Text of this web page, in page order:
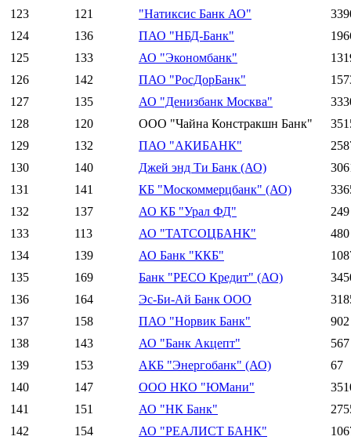
123
121 "Натиксис Банк АО"
124
136 ПАО "НБД-Банк"
125
133 АО "Экономбанк"
126
142 ПАО "РосДорБанк"
127
135 АО "Денизбанк Москва"
128
120 ООО "Чайна Констракшн Банк"
129
132 ПАО "АКИБАНК"
130
140 Джей энд Ти Банк (АО)
131
141 КБ "Москоммерцбанк" (АО)
132
137 АО КБ "Урал ФД"
249
133
113 АО "ТАТСОЦБАНК"
480
134
139 АО Банк "ККБ"
135
169 Банк "РЕСО Кредит" (АО)
136
164 Эс-Би-Ай Банк ООО
137
158 ПАО "Норвик Банк"
902
138
143 АО "Банк Акцепт"
567
139
153 АКБ "Энергобанк" (АО)
67
140
147 ООО НКО "ЮМани"
141
151 АО "НК Банк"
142
154 АО "РЕАЛИСТ БАНК"